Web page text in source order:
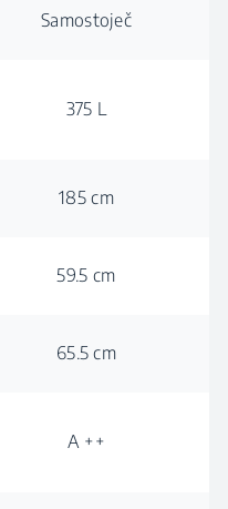
Samostoječ
375 L
185 cm
59.5 cm
65.5 cm
A ++